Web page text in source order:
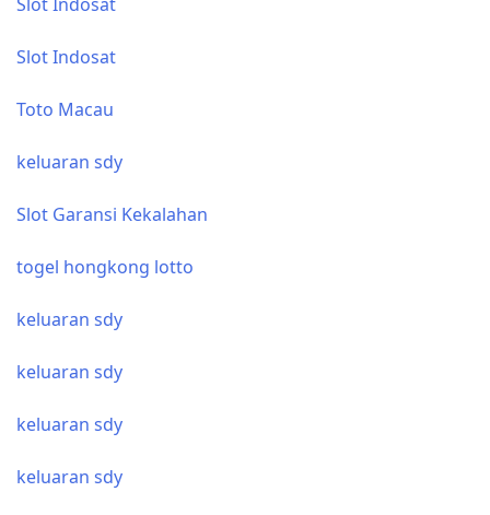
Slot Indosat
Toto Macau
keluaran sdy
Slot Garansi Kekalahan
togel hongkong lotto
keluaran sdy
keluaran sdy
keluaran sdy
keluaran sdy